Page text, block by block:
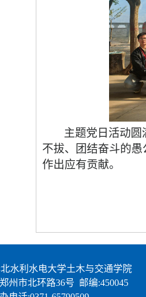
主题党日活动
不拔、团结奋斗的
作出应有贡献。
水利水电大学土木与交通学院
州市北环路36号 邮编:450045